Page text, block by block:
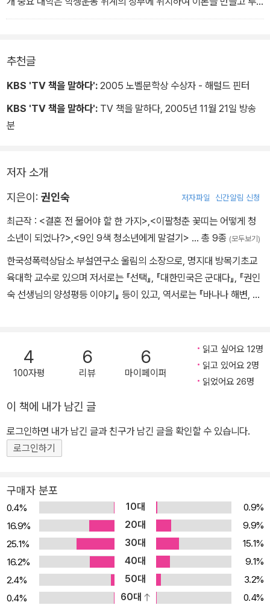
쟁을 주도해 나갔다. 여자대학의 하연희는 이에 대해서 “어차피 대학
그 당시에는 글쎄 별로 문제의식은 없었어요.” 김애영의 경험은 남녀
공학 대학에서 여자대학으로의 복합적 전달 구조를 잘 설명해 준다.
남성화의 의미를 확인시키는 활동가 재생산부터 이론의 공급과 투쟁
지도까지 이 위계질서는 강고하게 유지되었다.-146쪽
추천글
KBS 'TV 책을 말하다': 2005 노벨문학상 수상자 - 해럴드 핀터
KBS 'TV 책을 말하다': TV 책을 말하다, 2005년 11월 21일 방송
분
저자 소개
지은이: 권인숙 저자파일 신간알림 신청
최근작 : <결혼 전 물어야 할 한 가지>,<이팔청춘 꽃띠는 어떻게 청
소년이 되었나?>,<9인 9색 청소년에게 말걸기> … 총 9종 (모두보기)
한국성폭력상담소 부설연구소 울림의 소장으로, 명지대 방목기초교
육대학 교수로 있으며 저서로는 『선택』, 『대한민국은 군대다』, 『권인
숙 선생님의 양성평등 이야기』 등이 있고, 역서로는 『바나나 해변, 그
『당하지 않겠어!』가 있다. 정유석은 울림의 객원 연구원으로 영국 에
식스 대학교에서 인권학 석사 학위를 받았으며 저서로는 『성폭력 법
정에 서다』(공저)가 있다.
4
100자평
6
리뷰
6
마이페이퍼
읽고 싶어요 12명
읽고 있어요 2명
읽었어요 26명
이 책에 내가 남긴 글
로그인하면 내가 남긴 글과 친구가 남긴 글을 확인할 수 있습니다.
로그인하기
구매자 분포
0.4% 10대
0.9%
16.9%
20대
9.9%
25.1%
30대
15.1%
16.2%
40대
9.1%
2.4%
50대
3.2%
0.4%
60대
0.4%